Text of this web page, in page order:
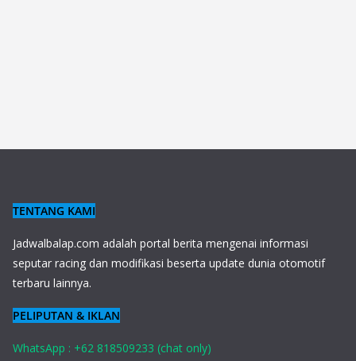
TENTANG KAMI
Jadwalbalap.com adalah portal berita mengenai informasi
seputar racing dan modifikasi beserta update dunia otomotif
terbaru lainnya.
PELIPUTAN & IKLAN
WhatsApp : +62 818509233 (chat only)